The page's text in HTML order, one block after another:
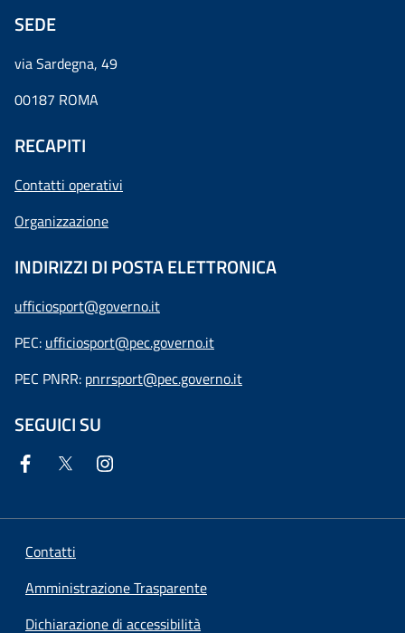
SEDE
via Sardegna, 49
00187 ROMA
RECAPITI
Contatti operativi
Organizzazione
INDIRIZZI DI POSTA ELETTRONICA
ufficiosport@governo.it
PEC: ufficiosport@pec.governo.it
PEC PNRR: pnrrsport@pec.governo.it
SEGUICI SU
Contatti
Amministrazione Trasparente
Dichiarazione di accessibilità